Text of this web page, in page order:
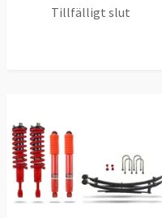
Tillfälligt slut